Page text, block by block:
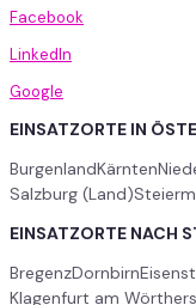
Facebook
LinkedIn
Google
EINSATZORTE IN
BurgenlandKärnten
Salzburg (Land)
EINSATZORTE NACH
BregenzDornbirn
Klagenfurt am